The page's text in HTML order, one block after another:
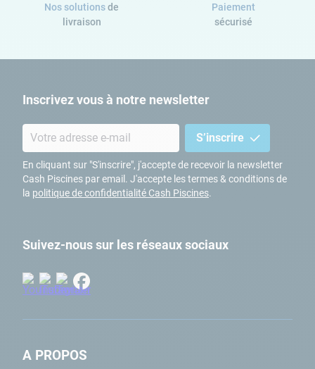
Nos solutionsde
livraison
Paiement
sécurisé
Inscrivez vous à notre newsletter
S’inscrire
En cliquant sur "S'inscrire", j'accepte de recevoir la newsletter
Cash Piscines par email. J'accepte les termes & conditions de
la politique de confidentialité Cash Piscines.
Suivez-nous sur les réseaux sociaux
A PROPOS